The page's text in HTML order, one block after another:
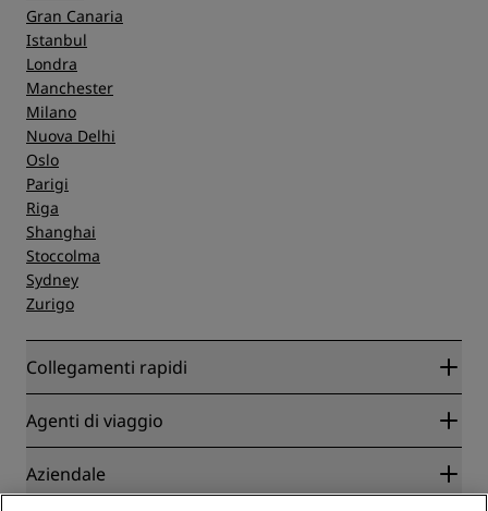
Gran Canaria
Istanbul
Londra
Manchester
Milano
Nuova Delhi
Oslo
Parigi
Riga
Shanghai
Stoccolma
Sydney
Zurigo
Collegamenti rapidi
Radisson Rewards
Blog
Destinazioni
Agenti di viaggio
Partner
Agenti di viaggio
Aziendale